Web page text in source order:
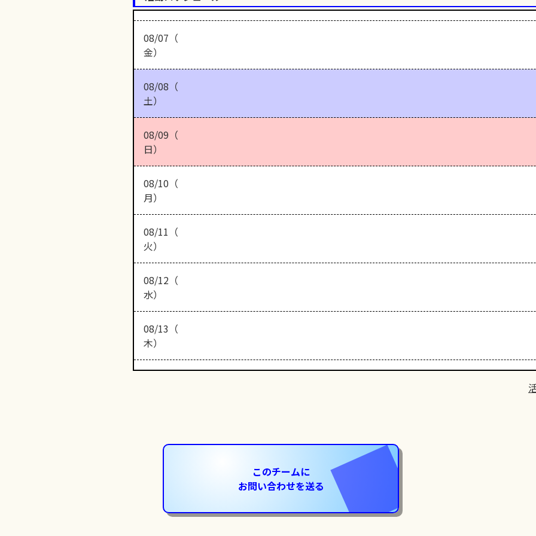
08/07（
金）
08/08（
土）
08/09（
日）
08/10（
月）
08/11（
火）
08/12（
水）
08/13（
木）
このチームに
お問い合わせを送る